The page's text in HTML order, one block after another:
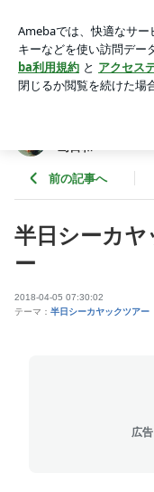
シュノーケルツアーの
アプリをダウンロード
ょう。
島日和
前の記事へ
半日シーカ
ー
2018-04-05 07:30:02
テーマ： 半日シーカヤックツアー
広